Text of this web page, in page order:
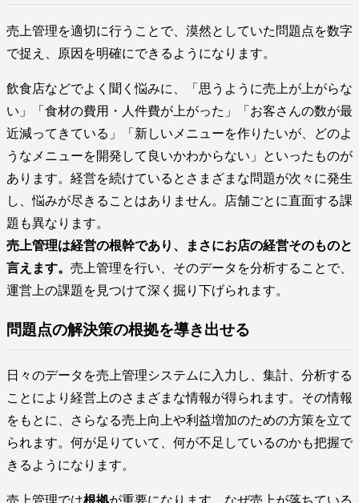
売上管理を適切に行うことで、漠然としていた問題点を数字
で捉え、原因を明確にできるようになります。
飲食店などでよく聞く悩みに、「思うように売上が上がらな
い」「食材の費用・人件費が上がった」「お客さんの数が最
近減ってきている」「新しいメニューを作りたいが、どのよ
うなメニューを開発して良いかわからない」といったものが
あります。経営を続けているとさまざまな問題が次々に発生
し、悩みが尽きることはありません。店舗ごとに直面する課
題も異なります。
売上管理は経営の根幹であり、まさにお店の経営そのものと
言えます。 売上管理を行い、そのデータを分析することで、
運営上の課題を見つけて深く掘り下げられます。
問題点の解決策の根拠を導き出せる
日々のデータを売上管理システムに入力し、集計、分析する
ことにより経営上のさまざまな情報が得られます。その情報
をもとに、さらなる売上向上や利益増加のための方策を立て
られます。何が足りていて、何が不足しているのかも把握で
きるようになります。